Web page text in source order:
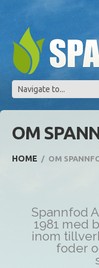
OM
HOME OM
Spannfod
1981 med
inom
foder